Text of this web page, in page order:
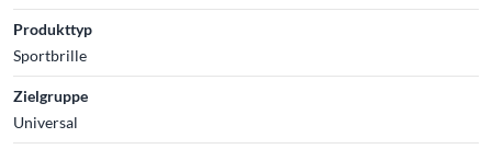
Produkttyp
Sportbrille
Zielgruppe
Universal